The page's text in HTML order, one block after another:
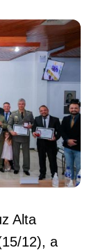
Alta
12), a